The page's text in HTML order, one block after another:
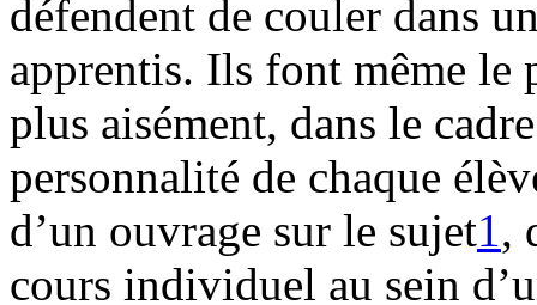
défendent de couler dans
apprentis. Ils font même le
plus aisément, dans le
personnalité de chaque
d’un ouvrage sur le sujet1,
cours individuel au sein